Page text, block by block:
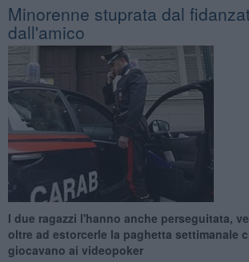
Minorenne stuprata dal
dall'amico
I due ragazzi l'hanno anche perseguitata,
oltre ad estorcerle la paghetta settimanale
giocavano ai videopoker